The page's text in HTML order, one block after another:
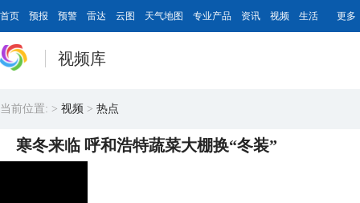
首页 预报 预警 雷达 云图 天气地图 专业产品 资讯 视频 生活 更多
视频库
当前位置: > 视频 > 热点
寒冬来临 呼和浩特蔬菜大棚换“冬装”